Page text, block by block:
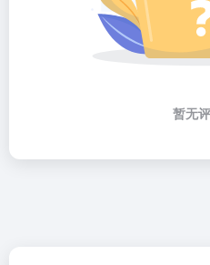
暂无